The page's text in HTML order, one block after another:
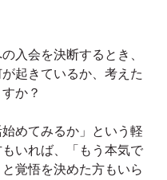
入会を決断するとき、
起きているか、考えた
か？
始めてみるか」という軽
いれば、「もう本気で
覚悟を決めた方もいら